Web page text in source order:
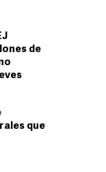
de
que